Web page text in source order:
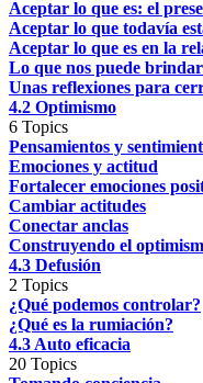
Aceptar lo que es: el
Aceptar lo que todavía
Aceptar lo que es en la
Lo que nos puede
Unas reflexiones para
4.2 Optimismo
6 Topics
Pensamientos y
Emociones y actitud
Fortalecer emociones
Cambiar actitudes
Conectar anclas
Construyendo el
4.3 Defusión
2 Topics
¿Qué podemos controlar?
¿Qué es la rumiación?
4.3 Auto eficacia
20 Topics